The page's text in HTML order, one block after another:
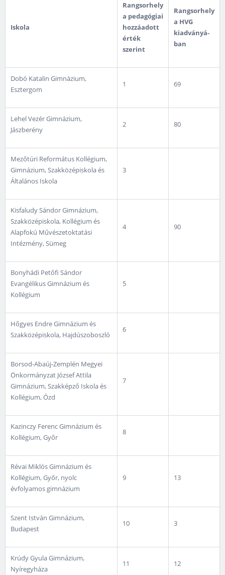
Iskola
Rangsorhely
a pedagógiai
hozzáadott
érték
szerint
Rangsorhely
a HVG
kiadványá­
ban
Dobó Katalin Gimnázium,
Esztergom
1 69
Lehel Vezér Gimnázium,
Jászberény
2 80
Mezőtúri Református Kollégium,
Gimnázium, Szakközépiskola és
Általános Iskola
3
Kisfaludy Sándor Gimnázium,
Szakközépiskola, Kollégium és
Alapfokú Művészetoktatási
Intézmény, Sümeg
4 90
Bonyhádi Petőfi Sándor
Evangélikus Gimnázium és
Kollégium
5
Hőgyes Endre Gimnázium és
Szakközépiskola, Hajdúszoboszló
6
Borsod-Abaúj-Zemplén Megyei
Önkormányzat József Attila
Gimnázium, Szakképző Iskola és
Kollégium, Ózd
7
Kazinczy Ferenc Gimnázium és
Kollégium, Győr
8
Révai Miklós Gimnázium és
Kollégium, Győr, nyolc
évfolyamos gimnázium
9 13
Szent István Gimnázium,
Budapest
10 3
Krúdy Gyula Gimnázium,
Nyíregyháza
11 12